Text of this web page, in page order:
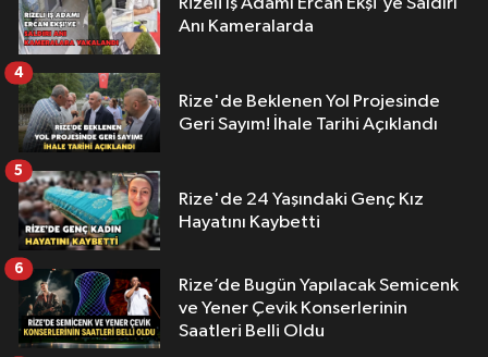
Anı Kameralarda
Rize'de Beklenen Yol Projesinde
Geri Sayım! İhale Tarihi Açıklandı
4
Rize'de 24 Yaşındaki Genç Kız
Hayatını Kaybetti
5
Rize’de Bugün Yapılacak Semicenk
ve Yener Çevik Konserlerinin
Saatleri Belli Oldu
6